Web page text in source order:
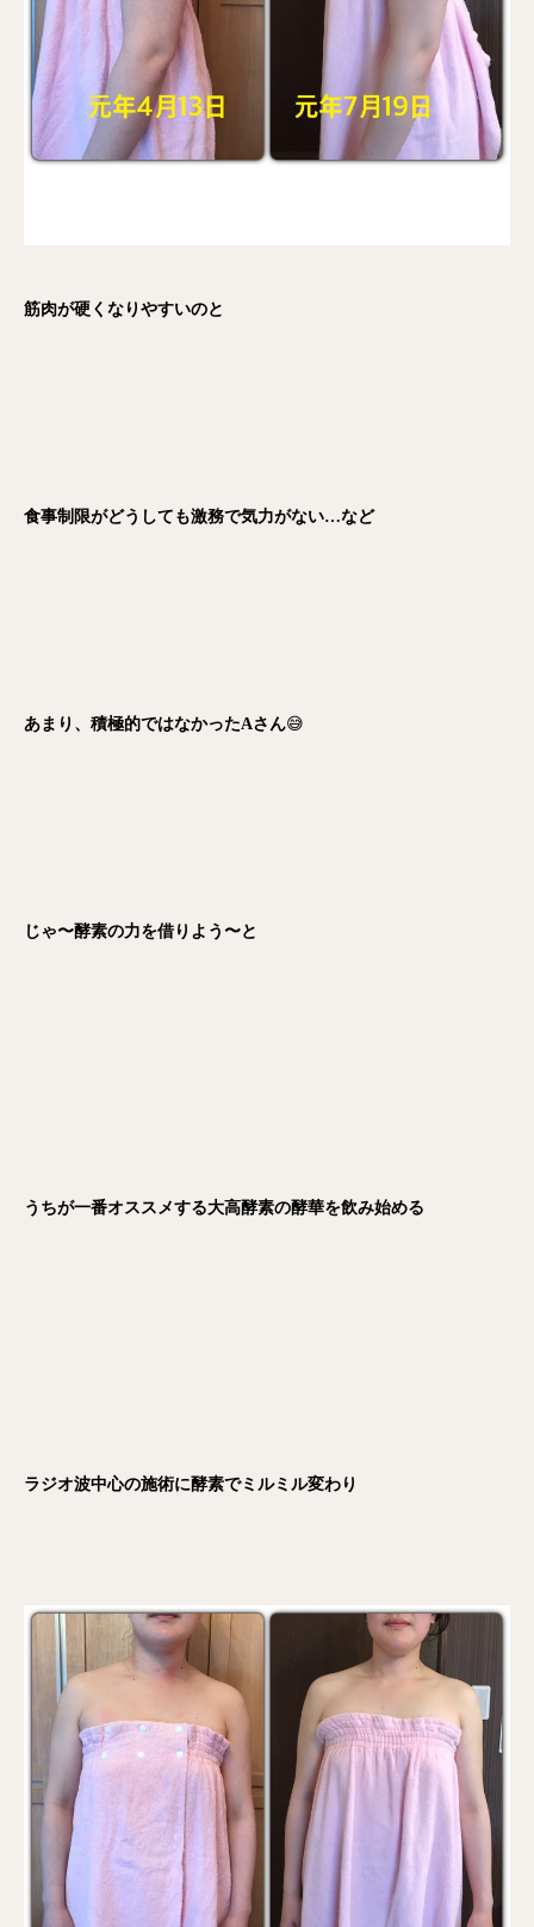
筋肉が硬くなりやすいのと
食事制限がどうしても激務で気力がない…など
あまり、積極的ではなかったAさん😅
じゃ〜酵素の力を借りよう〜と
うちが一番オススメする大高酵素の酵華を飲み始める
ラジオ波中心の施術に酵素でミルミル変わり